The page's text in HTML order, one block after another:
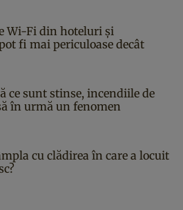
Wi-Fi din hoteluri și
fi mai periculoase decât
ce sunt stinse, incendiile de
în urmă un fenomen
cu clădirea în care a locuit